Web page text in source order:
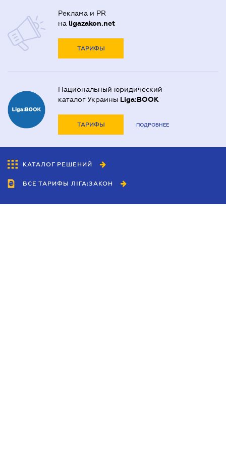
Реклама и PR
на ligazakon.net
ТАРИФЫ
Национальный юридический
каталог Украины Liga:BOOK
ТАРИФЫ ПОДРОБНЕЕ
КАТАЛОГ РЕШЕНИЙ
ВСЕ ТАРИФЫ ЛІГА:ЗАКОН